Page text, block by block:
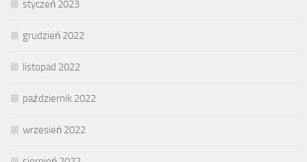
styczeń 2023
grudzień 2022
listopad 2022
październik 2022
wrzesień 2022